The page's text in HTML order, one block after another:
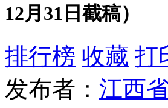
12月31日截稿）
排行榜 收藏 打
发布者： 江西